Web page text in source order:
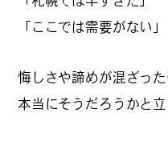
#プレゼ
#昼飲み
「ここでは需要がない」
悔しさや諦めが混ざっ
本当にそうだろうかと立